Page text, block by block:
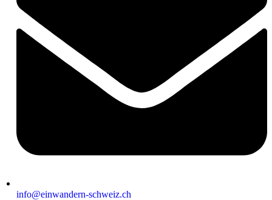
info@einwandern-schweiz.ch